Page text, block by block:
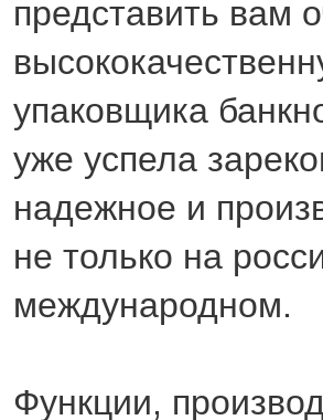
представить вам
упаковщика
уже успела
надежное и
не только на
международном.
Функции,